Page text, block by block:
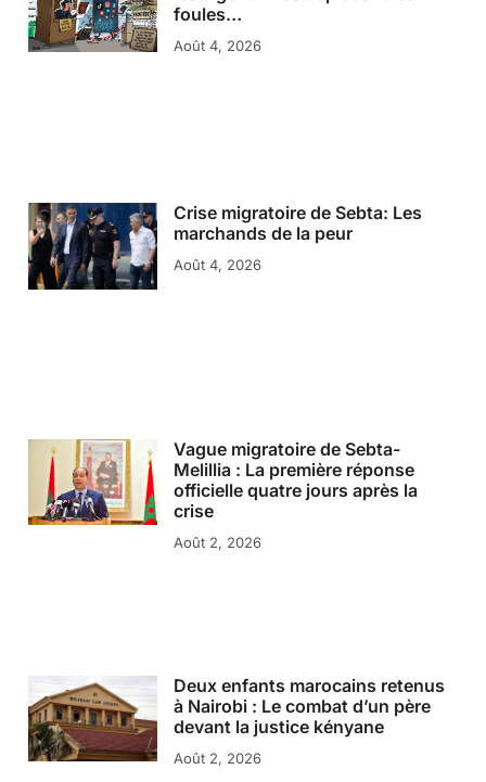
foules…
Août 4, 2026
Crise migratoire de Sebta: Les
marchands de la peur
Août 4, 2026
Vague migratoire de Sebta-
Melillia : La première réponse
officielle quatre jours après la
crise
Août 2, 2026
Deux enfants marocains retenus
à Nairobi : Le combat d’un père
devant la justice kényane
Août 2, 2026